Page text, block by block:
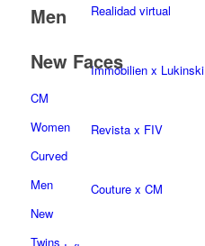
Realidad virtual
Immobilien x Lukinski
Revista x FIV
Couture x CM
Men
New Faces
CM
Women
Curved
Men
New
Twins